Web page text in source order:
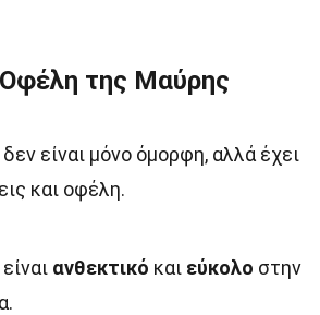
Οφέλη της Μαύρης
είναι μόνο όμορφη, αλλά έχει
και οφέλη.
ανθεκτικό και εύκολο στην